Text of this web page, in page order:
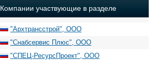
Компании участвующие в разделе
"Архтрансстрой", ООО
"Снабсервис Плюс", ООО
"СПЕЦ-РесурсПроект", ООО